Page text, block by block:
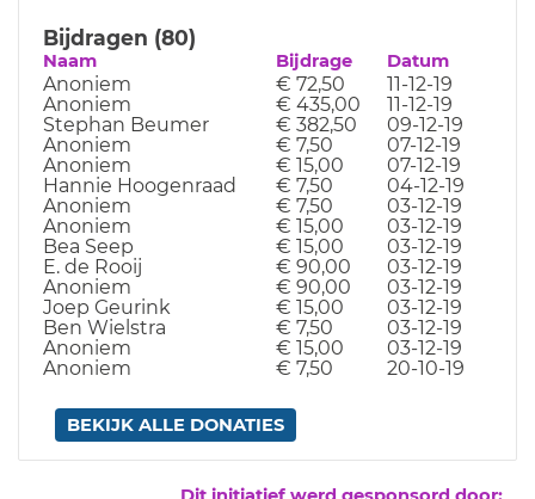
Bijdragen (80)
Naam Bijdrage Datum
Anoniem € 72,50
11-12-19
Anoniem
€ 435,00
11-12-19
Stephan Beumer
€ 382,50
09-12-19
Anoniem
€ 7,50
07-12-19
Anoniem
€ 15,00
07-12-19
Hannie Hoogenraad
€ 7,50
04-12-19
Anoniem
€ 7,50
03-12-19
Anoniem
€ 15,00
03-12-19
Bea Seep
€ 15,00
03-12-19
E. de Rooij
€ 90,00
03-12-19
Anoniem
€ 90,00
03-12-19
Joep Geurink
€ 15,00
03-12-19
Ben Wielstra
€ 7,50
03-12-19
Anoniem
€ 15,00
03-12-19
Anoniem
€ 7,50 20-10-19
BEKIJK ALLE DONATIES